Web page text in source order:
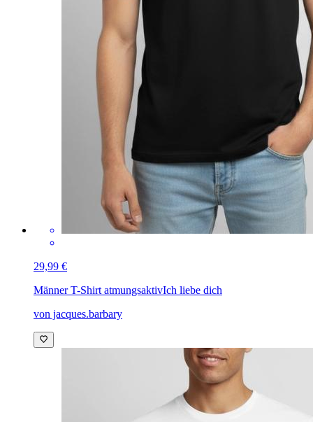
29,99 €
Männer T-Shirt atmungsaktivIch liebe dich
von jacques.barbary